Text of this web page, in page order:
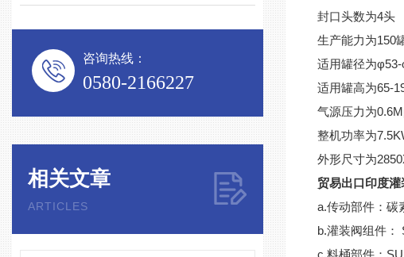
咨询热线：
0580-2166227
相关文章
ARTICLES
封口头数为4头
生产能力为150
适用罐径为
适用罐高为65-
气源压力为
整机功率为
外形尺寸为
贸易出口印度灌
a.传动部件：碳
b.灌装阀组件：
c.料桶部件：